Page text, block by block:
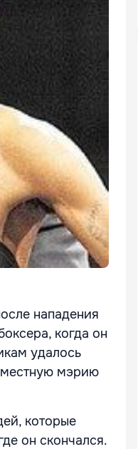
нападения
когда он
удалось
местную мэрию
которые
он скончался.